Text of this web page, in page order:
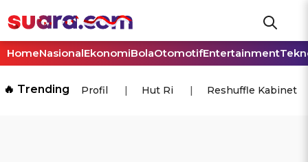
HomeNasionalEkonomiBolaOtomotifEntertainment
🔥 Trending Profil Hut Ri Reshuffle Kabinet